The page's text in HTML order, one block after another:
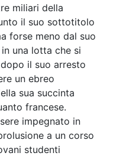
miliari della
il suo sottotitolo
forse meno dal suo
una lotta che si
il suo arresto
un ebreo
sua succinta
francese.
impegnato in
a un corso
studenti